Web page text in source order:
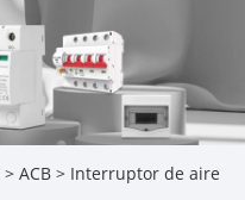
> ACB > Interruptor de aire